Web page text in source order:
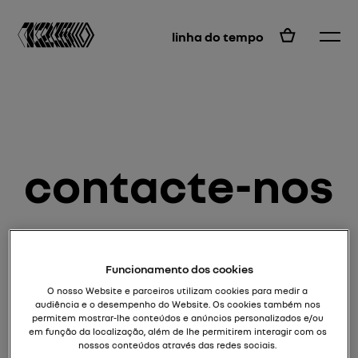
linha do tempo PT
contacte-nos
e-mail *
Funcionamento dos cookies
O nosso Website e parceiros utilizam cookies para medir a
audiência e o desempenho do Website. Os cookies também nos
permitem mostrar-lhe conteúdos e anúncios personalizados e/ou
em função da localização, além de lhe permitirem interagir com os
nossos conteúdos através das redes sociais.